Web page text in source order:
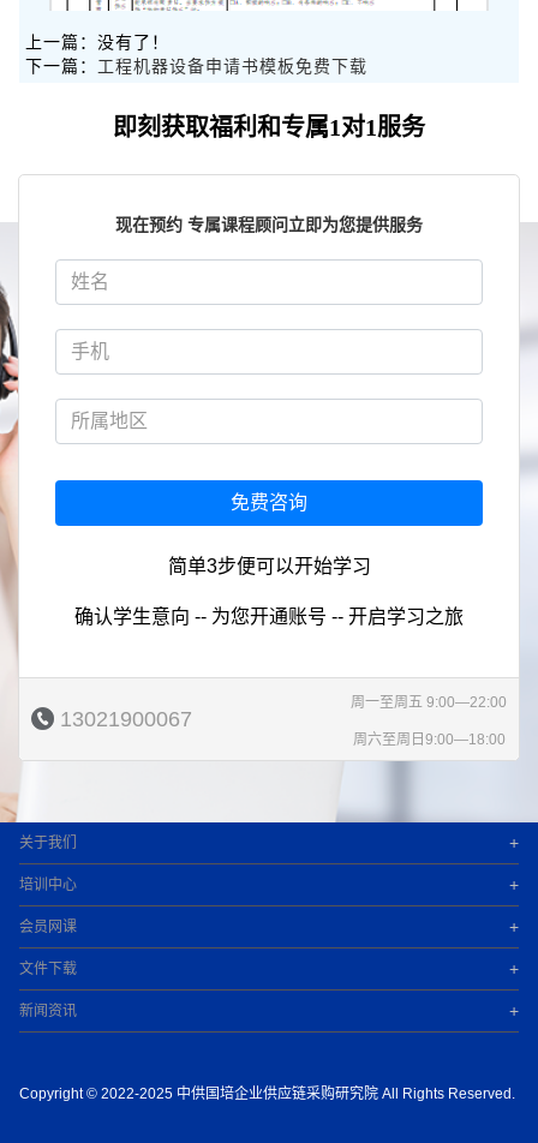
上一篇：没有了！
下一篇： 工程机器设备申请书模板免费下载
即刻获取福利和专属1对1服务
现在预约 专属课程顾问立即为您提供服务
免费咨询
简单3步便可以开始学习
确认学生意向 -- 为您开通账号 -- 开启学习之旅
13021900067
周一至周五 9:00—22:00
周六至周日9:00—18:00
关于我们 +
培训中心 +
会员网课 +
文件下载 +
新闻资讯 +
Copyright © 2022-2025 中供国培企业供应链采购研究院 All Rights Reserved.